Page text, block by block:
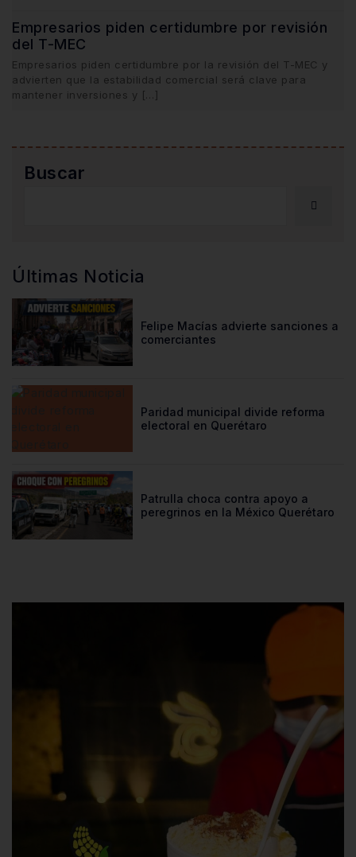
Empresarios piden certidumbre por revisión
del T-MEC
Empresarios piden certidumbre por la revisión del T-MEC y
advierten que la estabilidad comercial será clave para
mantener inversiones y […]
Buscar
Últimas Noticia
Felipe Macías advierte sanciones a
comerciantes
Paridad municipal divide reforma
electoral en Querétaro
Patrulla choca contra apoyo a
peregrinos en la México Querétaro